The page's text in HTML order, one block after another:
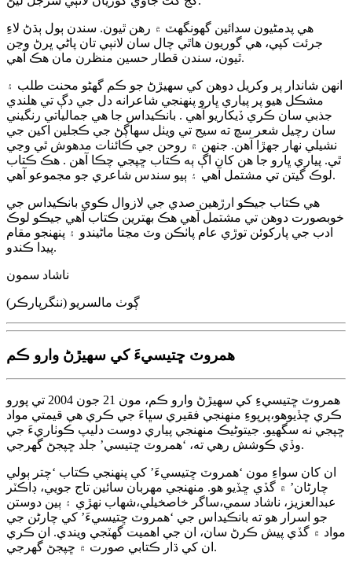
هي پدمڻيون سدائين گهونگهٽ ۾ رهن ٿيون. سندن ٻول ٻڌڻ لاءِ
جرئت کپي، هي گوريون هاٿي چال سان لانٻي تان پاڻي ڀرڻ وڃن
ٿيون، سندن قطار حسين منظرن مان هڪ آهي.
انهن شاندار پر وکريل دوهن کي سهيڙڻ جو ڪم گهڻو محنت طلب ۽
مشڪل هيو پر پياري ڀارو پنهنجي شاعرانه دل جي دڳ تي هلندي
جذبي سان ڪري ڏيکاريو آهي . بانڪيداس جا هي جمالياتي رنگيني
سان رچيل شعر سچ ته سيج تي ويٺل سهاڳڻ جي ڪجلين اکين جي
نشيلي نهار جهڙا آهن. جنهن ۾ روحن جي ڪائنات مدهوش ٿي وڃي
ٿي. پياري ڀارو جا هن کان اڳ ٻه ڪتاب ڇپجي چڪا آهن . هڪ ڪتاب
لوڪ گيتن تي مشتمل آهي ۽ ٻيو سندس شاعري جو مجموعو آهي.
هي ڪتاب جيڪو ارڙهين صدي جي لازوال ڪوي بانڪيداس جي
خوبصورت دوهن تي مشتمل آهي هڪ بهترين ڪتاب آهي جيڪو لوڪ
ادب جي پارکوئن توڙي عام پاٺڪن وٽ مڃتا ماڻيندو ۽ پنهنجو مقام
پيدا ڪندو.
ناشاد سمون
ڳوٺ مالسريو (ننگرپارڪر)
همروٽ ڇتيسيءَ کي سهيڙڻ وارو ڪم
همروٽ ڇتيسيءِ کي سهيڙڻ وارو ڪم، مون 21 جون 2004 تي پورو
ڪري ڇڏيوهو،پرپوءِ منهنجي فقيري سڀاءَ جي ڪري هي قيمتي مواد
ڇپجي نه سگهيو. جيتوڻيڪ منهنجي پياري دوست دليپ ڪوٺاريءَ جي
وڏي ڪوشش رهي ته، ‘همروٽ ڇتيسي’ جلد ڇپجڻ گهرجي.
ان کان سواءِ مون ‘همروٽ ڇتيسيءَ’ کي پنهنجي ڪتاب ‘چتر ٻولي
چارڻان’ ۾ گڏي ڇڏيو هو. منهنجي مهربان سائين تاج جويي، ڊاڪٽر
عبدالعزيز، ناشاد سمي،ساگر خاصخيلي،شهاب نهڙي ۽ ٻين دوستن
جو اسرار هو ته بانڪيداس جي ‘همروٽ ڇتيسيءَ’ کي چارڻن جي
مواد ۾ گڏي پيش ڪرڻ سان، ان جي اهميت گهٽجي ويندي. ان ڪري
ان کي ڌار ڪتابي صورت ۾ ڇپجڻ گهرجي.